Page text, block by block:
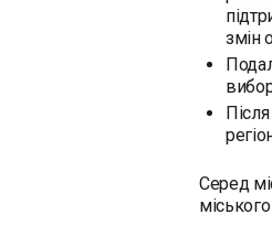
змін
Серед